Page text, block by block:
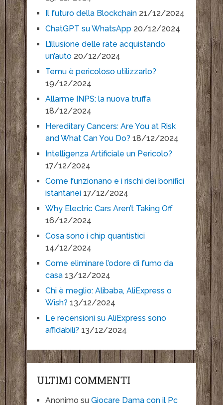
Il futuro della Blockchain 21/12/2024
ChatGPT su WhatsApp 20/12/2024
L’illusione delle rate acquistando
un’auto 20/12/2024
Temu è pericoloso utilizzarlo?
19/12/2024
Allarme INPS: la nuova truffa
18/12/2024
Hereditary Cancers: Are You at Risk
and What Can You Do? 18/12/2024
Intelligenza Artificiale un Pericolo?
17/12/2024
Come funzionano e i rischi dei bonifici
istantanei 17/12/2024
Why Electric Cars Aren’t Taking Off
16/12/2024
Cosa sono i chip quantistici
14/12/2024
Come eliminare l’odore di fumo da
casa 13/12/2024
Chi è meglio: Alibaba, AliExpress o
Wish? 13/12/2024
Le recensioni su AliExpress sono
affidabili? 13/12/2024
ULTIMI COMMENTI
Anonimo su Giocare Dama con il Pc